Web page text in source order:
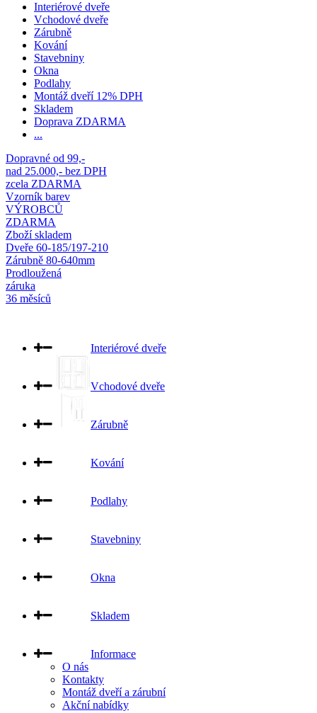
Interiérové dveře
Vchodové dveře
Zárubně
Kování
Stavebniny
Okna
Podlahy
Montáž dveří 12% DPH
Skladem
Doprava ZDARMA
...
Dopravné od 99,-
nad 25.000,- bez DPH
zcela ZDARMA
Vzorník barev
VÝROBCŮ
ZDARMA
Zboží skladem
Dveře 60-185/197-210
Zárubně 80-640mm
Prodloužená
záruka
36 měsíců
Interiérové dveře
Vchodové dveře
Zárubně
Kování
Podlahy
Stavebniny
Okna
Skladem
Informace
O nás
Kontakty
Montáž dveří a zárubní
Akční nabídky